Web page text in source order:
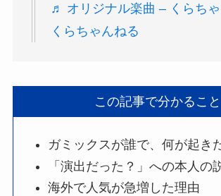
♬ オリジナル楽曲 – くらち
くらちゃんねる
この記事で分かること
ガミックスが誰で、何が起き
「演出だった？」への本人の
海外で人気が急増した理由